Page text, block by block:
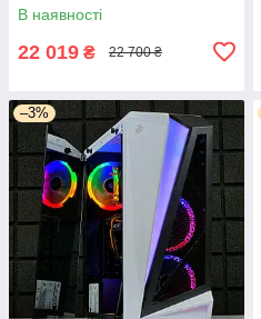
В наявності
22 019 ₴ 22 700 ₴
–3%